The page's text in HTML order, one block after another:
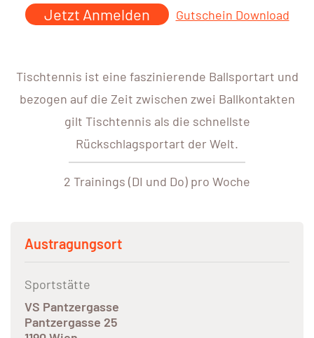
Jetzt Anmelden Gutschein Download
Tischtennis ist eine faszinierende Ballsportart und
bezogen auf die Zeit zwischen zwei Ballkontakten
gilt Tischtennis als die schnellste
Rückschlagsportart der Welt.
2 Trainings (DI und Do) pro Woche
Austragungsort
Sportstätte
VS Pantzergasse
Pantzergasse 25